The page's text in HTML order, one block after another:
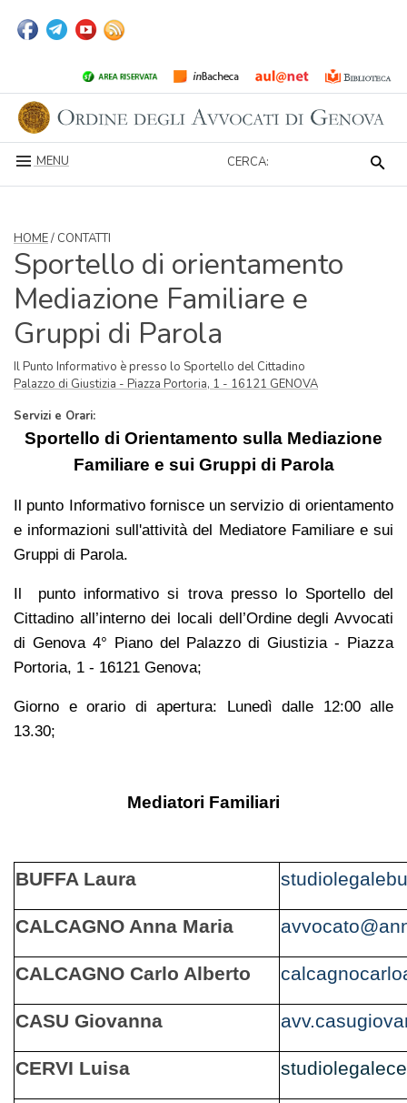
MENU CERCA:
HOME/ CONTATTI
Sportello di orientamento
Mediazione Familiare e
Gruppi di Parola
Il Punto Informativo è presso lo Sportello del Cittadino
Palazzo di Giustizia - Piazza Portoria, 1 - 16121 GENOVA
Servizi e Orari:
Sportello di Orientamento sulla Mediazione
Familiare e sui Gruppi di Parola
Il punto Informativofornisce un servizio di orientamento
e informazioni sull'attivitàdel Mediatore Familiare e sui
Gruppi di Parola.
Il punto informativo si trova presso lo Sportello del
Cittadino all’interno dei locali dell’Ordine degli Avvocati
di Genova 4° Piano del Palazzo di Giustizia - Piazza
Portoria, 1 - 16121 Genova;
Giorno e orario di apertura: Lunedì dalle 12:00 alle
13.30;
Mediatori Familiari
BUFFA Laura
CALCAGNO Anna Maria
CALCAGNO Carlo Alberto
CASU Giovanna
CERVI Luisa